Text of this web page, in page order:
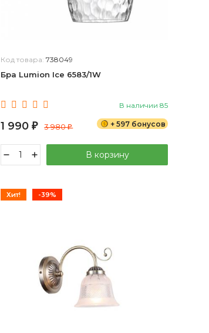
Код товара:738049
Бра Lumion Ice 6583/1W
В наличии 85
1 990₽ 3 980₽ + 597 бонусов
В корзину
Хит! -39%